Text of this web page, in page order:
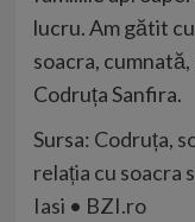
lucru. Am gătit
soacra,
Codruța Sanfira.
Sursa: Codruța,
relația cu soacra
Iasi • BZI.ro